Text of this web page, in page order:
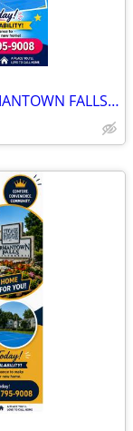
----------STONERIDGE AT GERMANTOWN FALLS-------------